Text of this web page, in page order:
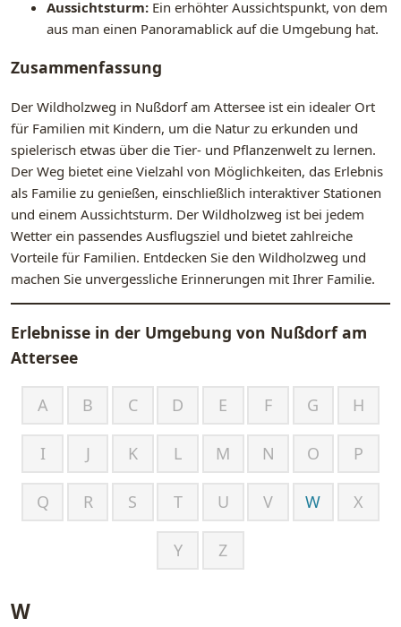
Aussichtsturm: Ein erhöhter Aussichtspunkt, von dem
aus man einen Panoramablick auf die Umgebung hat.
Zusammenfassung
Der Wildholzweg in Nußdorf am Attersee ist ein idealer Ort
für Familien mit Kindern, um die Natur zu erkunden und
spielerisch etwas über die Tier- und Pflanzenwelt zu lernen.
Der Weg bietet eine Vielzahl von Möglichkeiten, das Erlebnis
als Familie zu genießen, einschließlich interaktiver Stationen
und einem Aussichtsturm. Der Wildholzweg ist bei jedem
Wetter ein passendes Ausflugsziel und bietet zahlreiche
Vorteile für Familien. Entdecken Sie den Wildholzweg und
machen Sie unvergessliche Erinnerungen mit Ihrer Familie.
Erlebnisse in der Umgebung von Nußdorf am
Attersee
A B C D E F G H
I J K L M N O P
Q R S T U V W X
Y Z
W